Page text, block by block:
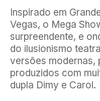
Inspirado em
Vegas, o Mega
surpreendente, e
do ilusionismo
versões modernas,
produzidos com
dupla Dimy e Carol.